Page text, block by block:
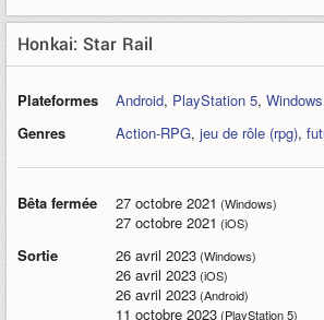
Honkai: Star Rail
Plateformes Android, PlayStation 5, Windows
Genres
Action-RPG, jeu de rôle (rpg),
Bêta fermée 27 octobre 2021 (Windows)
27 octobre 2021 (iOS)
Sortie 26 avril 2023(Windows)
26 avril 2023(iOS)
26 avril 2023(Android)
11 octobre 2023(PlayStation 5)